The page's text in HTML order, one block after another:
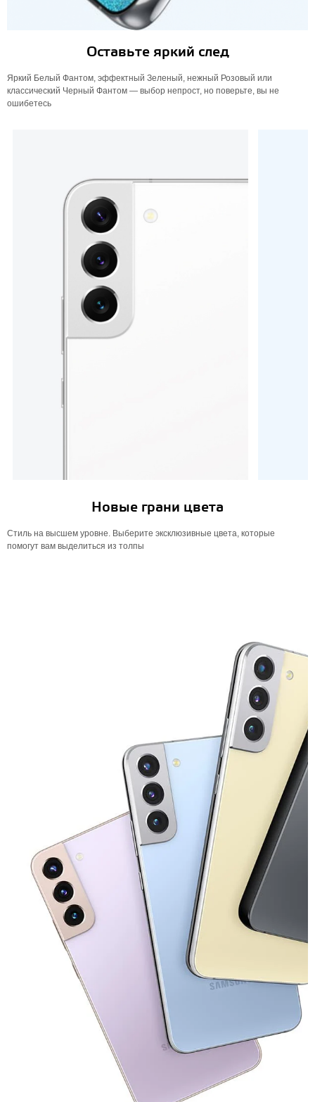
Оставьте яркий след
Яркий Белый Фантом, эффектный Зеленый, нежный Розовый или
классический Черный Фантом — выбор непрост, но поверьте, вы не
ошибетесь
Новые грани цвета
Стиль на высшем уровне. Выберите эксклюзивные цвета, которые
помогут вам выделиться из толпы